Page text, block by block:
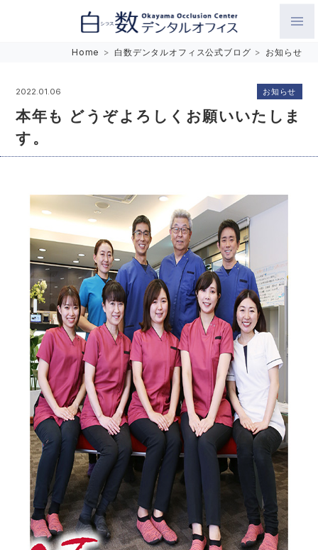
Home > 白数デンタルオフィス公式ブログ > お知らせ
2022.01.06
本年も どうぞよろしくお願いいたしま
す。
お知らせ